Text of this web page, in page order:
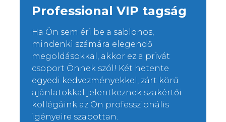
Professional VIP tagság
Ha Ön sem éri be a sablonos,
mindenki számára elegendő
megoldásokkal, akkor ez a privát
csoport Önnek szól! Két hetente
egyedi kedvezményekkel, zárt körű
ajánlatokkal jelentkeznek szakértői
kollégáink az Ön professzionális
igényeire szabottan.